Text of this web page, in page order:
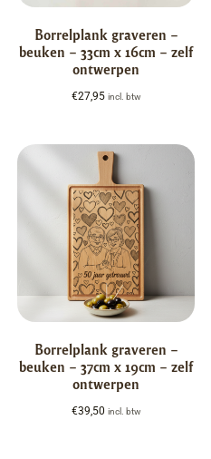
Borrelplank graveren –
beuken – 33cm x 16cm – zelf
ontwerpen
€27,95 incl. btw
Borrelplank graveren –
beuken – 37cm x 19cm – zelf
ontwerpen
€39,50 incl. btw